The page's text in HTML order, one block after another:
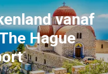
vanaf
Hague